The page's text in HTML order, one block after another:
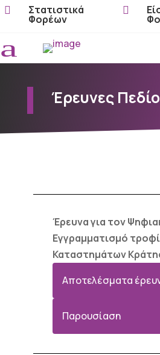
 Στατιστικά
Φορέων

a
Έρευνες
Έρευνα για τον
Εγγραμματισμό
Καταστημάτων
Αποτελέσματα
Παρουσίαση